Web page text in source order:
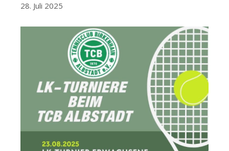
28. Juli 2025